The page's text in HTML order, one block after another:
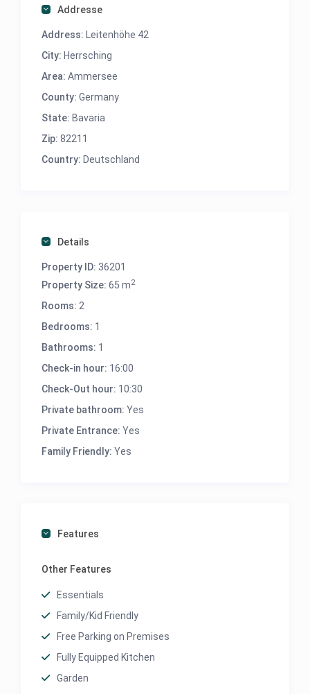
Wörthsee, Pilsensee und Ammersee
Addresse
Address: Leitenhöhe 42
City: Herrsching
Area: Ammersee
County: Germany
State: Bavaria
Zip: 82211
Country: Deutschland
Details
Property ID: 36201
Property Size: 65 m2
Rooms: 2
Bedrooms: 1
Bathrooms: 1
Check-in hour: 16:00
Check-Out hour: 10:30
Private bathroom: Yes
Private Entrance: Yes
Family Friendly: Yes
Features
Other Features
Essentials
Family/Kid Friendly
Free Parking on Premises
Fully Equipped Kitchen
Garden